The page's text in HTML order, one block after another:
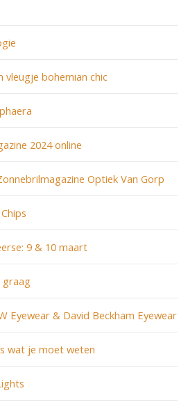
vleugje bohemian chic
2024 online
Optiek Van Gorp
9 & 10 maart
graag
Eyewear & David Beckham Eyewear
wat je moet weten